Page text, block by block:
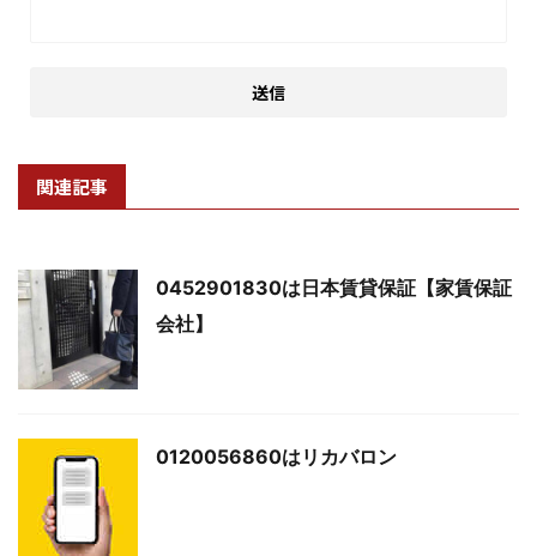
関連記事
0452901830は日本賃貸保証【家賃保証
会社】
0120056860はリカバロン